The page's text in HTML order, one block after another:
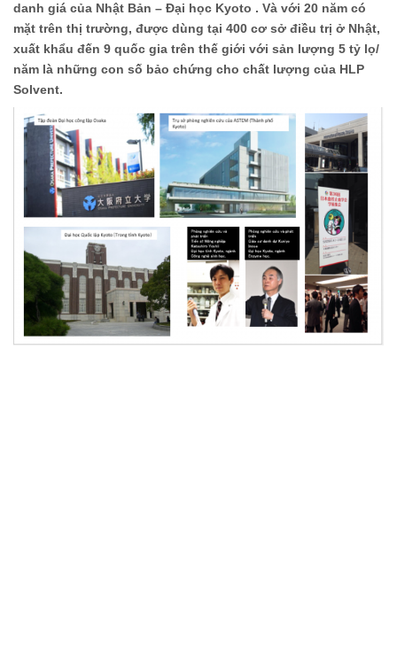
danh giá của Nhật Bản – Đại học Kyoto . Và với 20 năm có
mặt trên thị trường, được dùng tại 400 cơ sở điều trị ở Nhật,
xuất khẩu đến 9 quốc gia trên thế giới với sản lượng 5 tỷ lọ/
năm là những con số bảo chứng cho chất lượng của HLP
Solvent.